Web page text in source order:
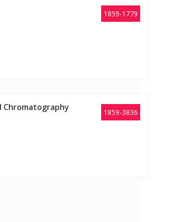
1859-1779
1859-3836
Chromatography